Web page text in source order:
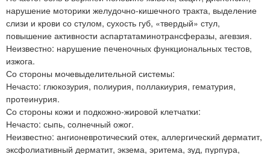
нарушение моторики желудочно-кишечного тракта, выделение
слизи и крови со стулом, сухость губ, «твердый» стул,
повышение активности аспартатаминотрансферазы, агевзия.
Неизвестно: нарушение печеночных функциональных тестов,
изжога.
Со стороны мочевыделительной системы:
Нечасто: глюкозурия, полиурия, поллакиурия, гематурия,
протеинурия.
Со стороны кожи и подкожно-жировой клетчатки:
Нечасто: сыпь, солнечный ожог.
Неизвестно: ангионевротический отек, аллергический дерматит,
эксфолиативный дерматит, экзема, эритема, зуд, пурпура,